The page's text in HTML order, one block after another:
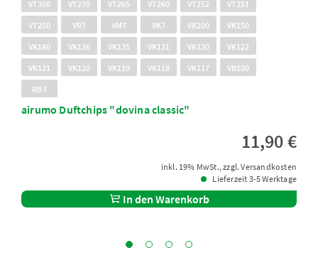
VT300 VT270 VT265 VT260 VT252
VT251
VT250
VR7 VM7 VK7 VK200
VK150
VK140
VK136 VK135 VK131 VK130
VK122
VK121
VK120 VK119 VK118 VK117
VB100
RB7
airumo Duftchips "dovina classic"
11,90 €
inkl. 19% MwSt., zzgl. Versandkosten
Lieferzeit 3-5 Werktage
In den Warenkorb